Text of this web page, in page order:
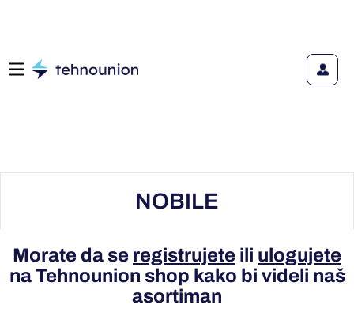
NOBILE
Morate da se registrujete ili ulogujete
na Tehnounion shop kako bi videli naš
asortiman